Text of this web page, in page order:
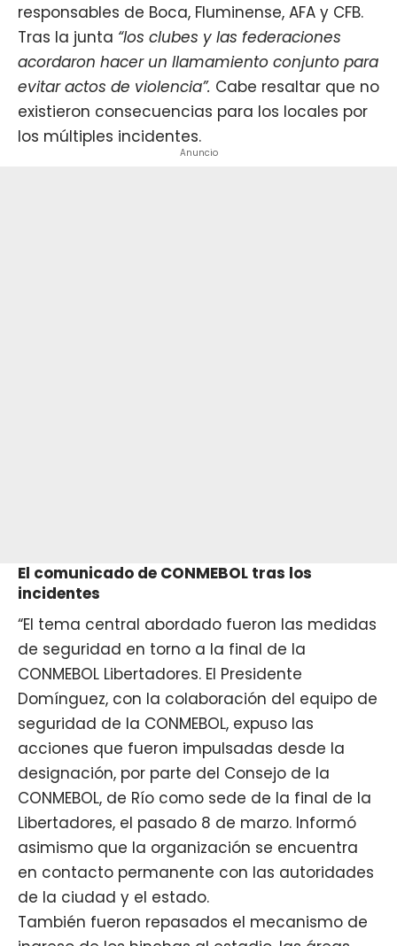
responsables de Boca, Fluminense, AFA y CFB.
Tras la junta “los clubes y las federaciones
acordaron hacer un llamamiento conjunto para
evitar actos de violencia”. Cabe resaltar que no
existieron consecuencias para los locales por
los múltiples incidentes.
Anuncio
El comunicado de CONMEBOL tras los
incidentes
“El tema central abordado fueron las medidas
de seguridad en torno a la final de la
CONMEBOL Libertadores. El Presidente
Domínguez, con la colaboración del equipo de
seguridad de la CONMEBOL, expuso las
acciones que fueron impulsadas desde la
designación, por parte del Consejo de la
CONMEBOL, de Río como sede de la final de la
Libertadores, el pasado 8 de marzo. Informó
asimismo que la organización se encuentra
en contacto permanente con las autoridades
de la ciudad y el estado.
También fueron repasados el mecanismo de